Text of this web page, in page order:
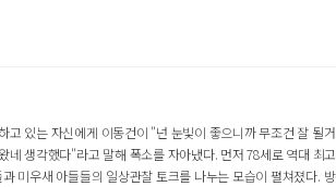
고 있는 자신에게 이동건이 "넌 눈빛이 좋으니까 무조건 잘 될
생각했다"라고 말해 폭소를 자아냈다. 먼저 78세로 역대 최
미우새 아들들의 일상관찰 토크를 나누는 모습이 펼쳐졌다.